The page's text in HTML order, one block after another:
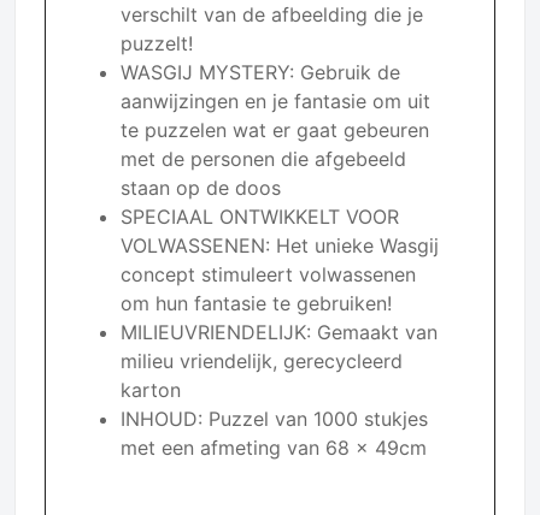
verschilt van de afbeelding die je
puzzelt!
WASGIJ MYSTERY: Gebruik de
aanwijzingen en je fantasie om uit
te puzzelen wat er gaat gebeuren
met de personen die afgebeeld
staan op de doos
SPECIAAL ONTWIKKELT VOOR
VOLWASSENEN: Het unieke Wasgij
concept stimuleert volwassenen
om hun fantasie te gebruiken!
MILIEUVRIENDELIJK: Gemaakt van
milieu vriendelijk, gerecycleerd
karton
INHOUD: Puzzel van 1000 stukjes
met een afmeting van 68 x 49cm